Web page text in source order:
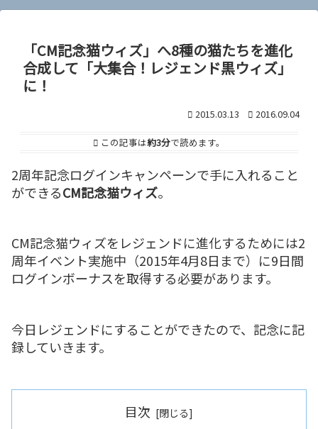
「CM記念猫ウィズ」へ8種の猫たちを進化
合成して「大集合！レジェンド黒ウィズ」
に！
2015.03.13 2016.09.04
この記事は約3分で読めます。
2周年記念ログインキャンペーンで手に入れること
ができるCM記念猫ウィズ。
CM記念猫ウィズをレジェンドに進化するためには2
周年イベント実施中（2015年4月8日まで）に9日間
ログインボーナスを取得する必要があります。
今日レジェンドにすることができたので、記念に記
録していきます。
目次